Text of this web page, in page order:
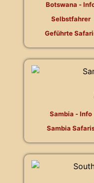
Botswana -
Selbstfahrer
Geführte
Sambia - Info
Sambia